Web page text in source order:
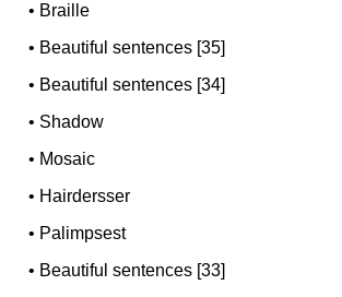
• Braille
• Beautiful sentences [35]
• Beautiful sentences [34]
• Shadow
• Mosaic
• Hairdersser
• Palimpsest
• Beautiful sentences [33]